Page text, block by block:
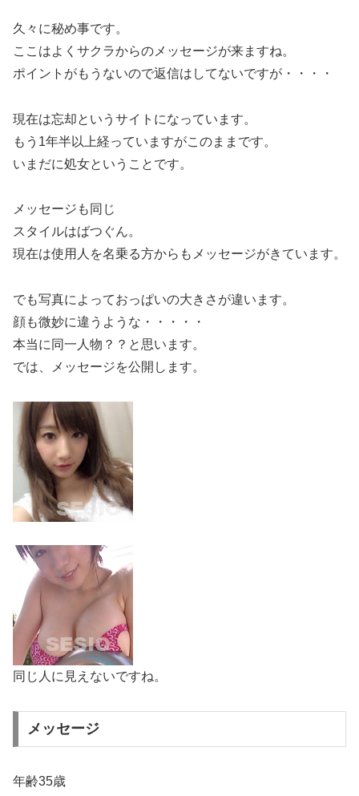
久々に秘め事です。
ここはよくサクラからのメッセージが来ますね。
ポイントがもうないので返信はしてないですが・・・・
現在は忘却というサイトになっています。
もう1年半以上経っていますがこのままです。
いまだに処女ということです。
メッセージも同じ
スタイルはばつぐん。
現在は使用人を名乗る方からもメッセージがきています。
でも写真によっておっぱいの大きさが違います。
顔も微妙に違うような・・・・・
本当に同一人物？？と思います。
では、メッセージを公開します。
同じ人に見えないですね。
メッセージ
年齢35歳